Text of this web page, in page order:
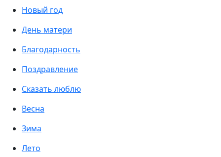
Новый год
День матери
Благодарность
Поздравление
Сказать люблю
Весна
Зима
Лето